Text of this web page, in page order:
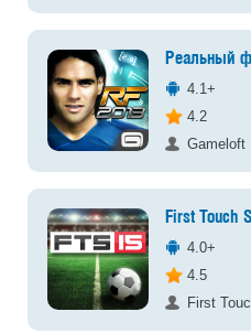
Реальный
4.1+
4.2
Gameloft
First Touch
4.0+
4.5
First